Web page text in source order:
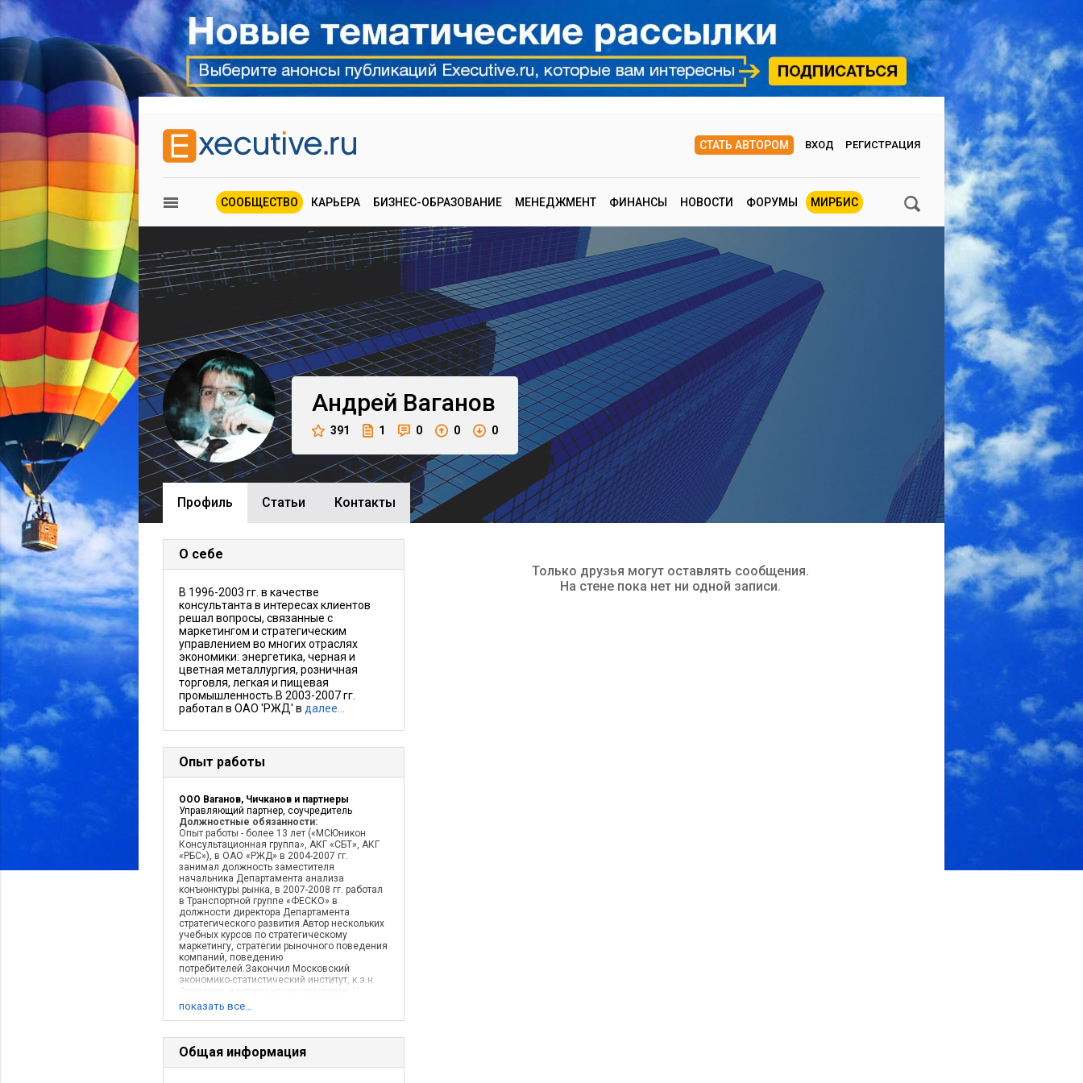
СТАТЬ АВТОРОМ ВХОД РЕГИСТРАЦИЯ
СООБЩЕСТВО КАРЬЕРА БИЗНЕС-ОБРАЗОВАНИЕ МЕНЕДЖМЕНТ ФИНАНСЫ НОВОСТИ ФОРУМЫ МИРБИС
Андрей Ваганов
391 1 0 0 0
Профиль Cтатьи Контакты
О себе
В 1996-2003 гг. в качестве
консультанта в интересах клиентов
решал вопросы, связанные с
маркетингом и стратегическим
управлением во многих отраслях
экономики: энергетика, черная и
цветная металлургия, розничная
торговля, легкая и пищевая
промышленность.В 2003-2007 гг.
работал в ОАО 'РЖД' в далее…
Опыт работы
ООО Ваганов, Чичканов и партнеры
Управляющий партнер, соучредитель
Должностные обязанности:
Опыт работы - более 13 лет («МСЮникон
Консультационная группа», АКГ «СБТ», АКГ
«РБС»), в ОАО «РЖД» в 2004-2007 гг.
занимал должность заместителя
начальника Департамента анализа
конъюнктуры рынка, в 2007-2008 гг. работал
в Транспортной группе «ФЕСКО» в
должности директора Департамента
стратегического развития.Автор нескольких
учебных курсов по стратегическому
маркетингу, стратегии рыночного поведения
компаний, поведению
потребителей.Закончил Московский
экономико-статистический институт, к.э.н.
нашей компании нет общепринятого
назвали его «Лаборатория бизнес-идей».Мы
– специалисты в области маркетинга и
психологии. Мы полагаем, что на стыке этих
дисциплин рождается принципиально новая
показать все…
Общая информация
Только друзья могут оставлять сообщения.
На стене пока нет ни одной записи.